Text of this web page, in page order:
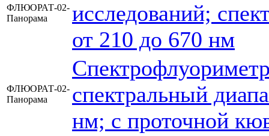
ФЛЮОРАТ-02-
Панорама
исследований;
от 210 до 670 нм
ФЛЮОРАТ-02-
Панорама
спектральный
нм; с проточной